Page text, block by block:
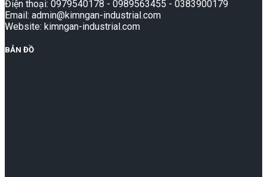
Điện thoại: 0979540178 - 0989563455 - 0383900179
Email: admin@kimngan-industrial.com
Website: kimngan-industrial.com
BẢN ĐỒ